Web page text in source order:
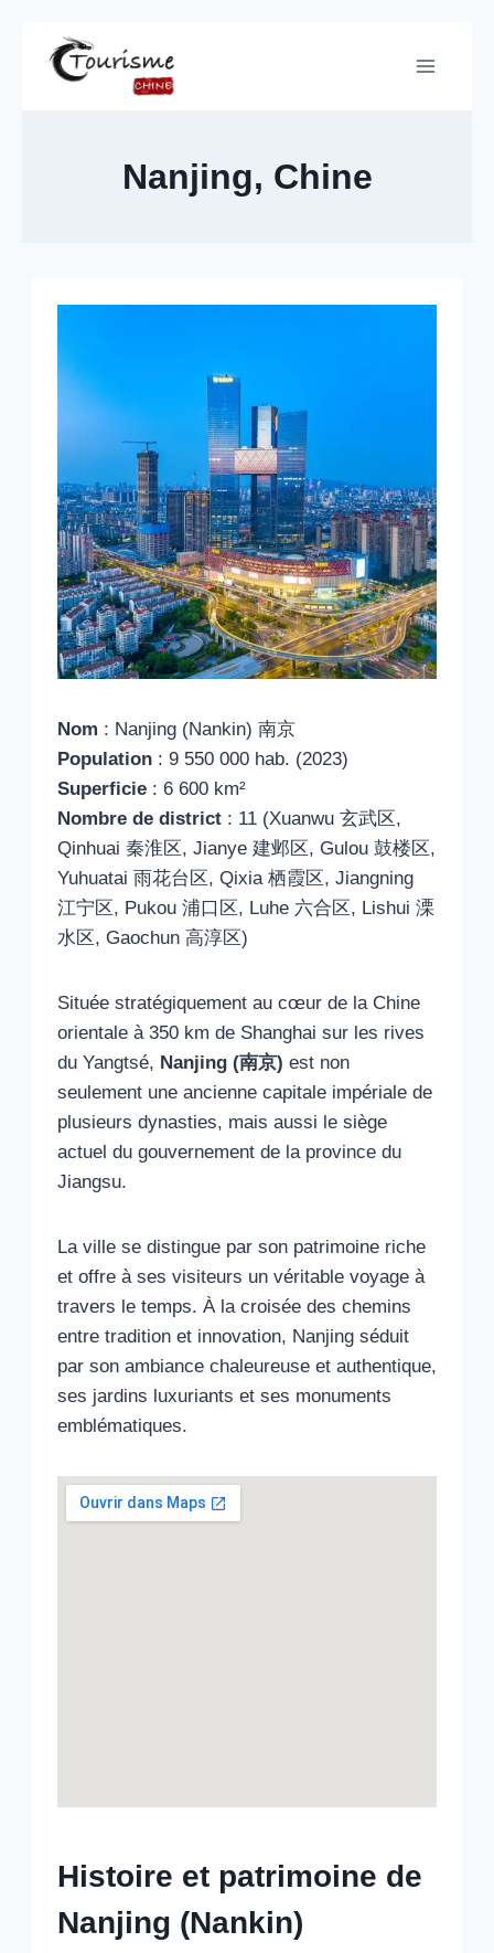
Nanjing, Chine
Nom : Nanjing (Nankin) 南京
Population : 9 550 000 hab. (2023)
Superficie : 6 600 km²
Nombre de district : 11 (Xuanwu 玄武区,
Qinhuai 秦淮区, Jianye 建邺区, Gulou 鼓楼区,
Yuhuatai 雨花台区, Qixia 栖霞区, Jiangning
江宁区, Pukou 浦口区, Luhe 六合区, Lishui 溧
水区, Gaochun 高淳区)
Située stratégiquement au cœur de la Chine
orientale à 350 km de Shanghai sur les rives
du Yangtsé, Nanjing (南京) est non
seulement une ancienne capitale impériale de
plusieurs dynasties, mais aussi le siège
actuel du gouvernement de la province du
Jiangsu.
La ville se distingue par son patrimoine riche
et offre à ses visiteurs un véritable voyage à
travers le temps. À la croisée des chemins
entre tradition et innovation, Nanjing séduit
par son ambiance chaleureuse et authentique,
ses jardins luxuriants et ses monuments
emblématiques.
Histoire et patrimoine de
Nanjing (Nankin)